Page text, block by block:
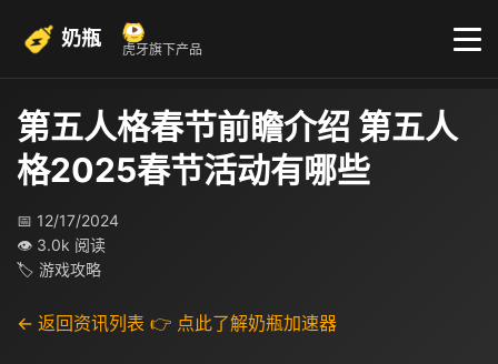
奶瓶 虎牙旗下产品
第五人格春节前瞻介绍 第五人
格2025春节活动有哪些
📅 12/17/2024
👁 3.0k 阅读
🏷 游戏攻略
← 返回资讯列表 👉 点此了解奶瓶加速器